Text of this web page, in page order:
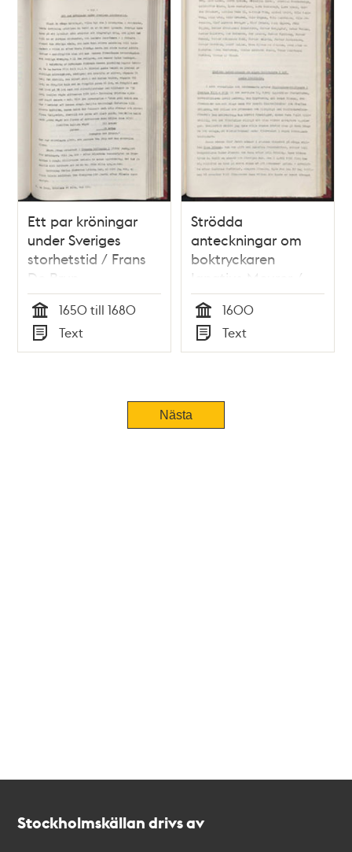
Ett par kröningar
under Sveriges
storhetstid / Frans
De Brun
Tid
1650 till 1680
Typ
Text
Strödda
anteckningar om
boktryckaren
Ignatius Meurer /
Frans De Brun
Tid
1600
Typ
Text
TidigareNästa
Stockholmskällan drivs av